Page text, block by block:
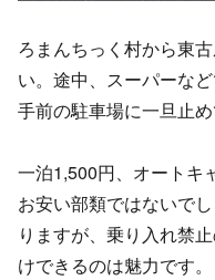
ろまんちっく村から東
い。途中、スーパーな
手前の駐車場に一旦止
一泊1,500円、オートキ
お安い部類ではないで
りますが、乗り入れ禁
けできるのは魅力です。